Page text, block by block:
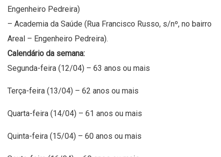
Engenheiro Pedreira)
– Academia da Saúde (Rua Francisco Russo, s/nº, no bairro
Areal – Engenheiro Pedreira).
Calendário da semana:
Segunda-feira (12/04) – 63 anos ou mais
Terça-feira (13/04) – 62 anos ou mais
Quarta-feira (14/04) – 61 anos ou mais
Quinta-feira (15/04) – 60 anos ou mais